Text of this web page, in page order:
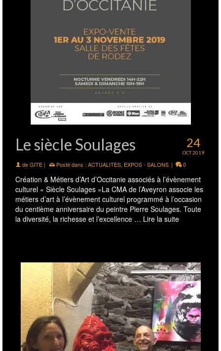
24
OCT 2019
Le siècle Soulages
deGITE | Posté dans : ACTUALITES, EXPOS - SALONS | 0
Création & Métiers d’Art d’Occitanie associés à l’évènement
culturel « Siècle Soulages »La CMA de l’Aveyron associe les
métiers d’art à l’évènement culturel programmé à l’occasion
du centième anniversaire du peintre Pierre Soulages. Toute
la diversité, la richesse et l’excellence … Lire la suite